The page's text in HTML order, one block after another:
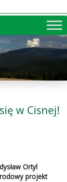
w Cisnej!
Ortyl
projekt